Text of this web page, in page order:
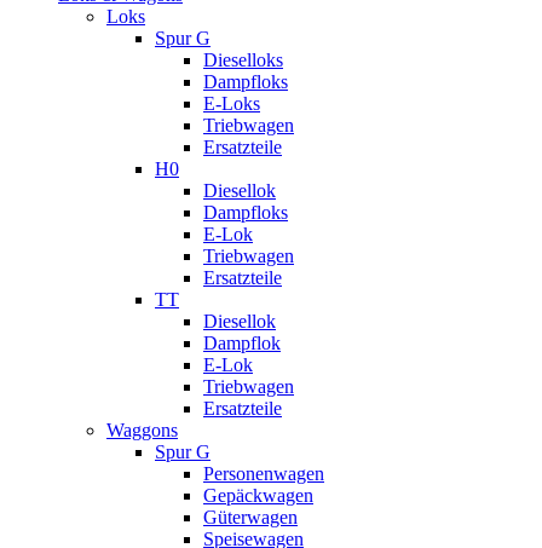
Loks
Spur G
Dieselloks
Dampfloks
E-Loks
Triebwagen
Ersatzteile
H0
Diesellok
Dampfloks
E-Lok
Triebwagen
Ersatzteile
TT
Diesellok
Dampflok
E-Lok
Triebwagen
Ersatzteile
Waggons
Spur G
Personenwagen
Gepäckwagen
Güterwagen
Speisewagen